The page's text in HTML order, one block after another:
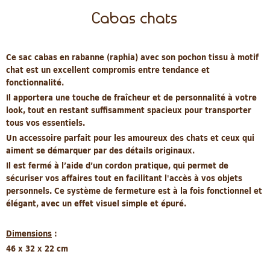
Cabas chats
Ce sac cabas en rabanne (raphia) avec son pochon tissu à motif
chat est un excellent compromis entre tendance et
fonctionnalité.
Il apportera une touche de fraîcheur et de personnalité à votre
look, tout en restant suffisamment spacieux pour transporter
tous vos essentiels.
Un accessoire parfait pour les amoureux des chats et ceux qui
aiment se démarquer par des détails originaux.
Il est fermé à l’aide d’un cordon pratique, qui permet de
sécuriser vos affaires tout en facilitant l'accès à vos objets
personnels. Ce système de fermeture est à la fois fonctionnel et
élégant, avec un effet visuel simple et épuré.
Dimensions :
46 x 32 x 22 cm